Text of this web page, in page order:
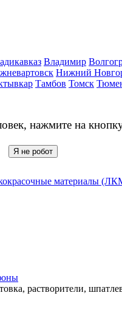
Владимир
Нижний
Тамбов Томск
нажмите на
Я не робот